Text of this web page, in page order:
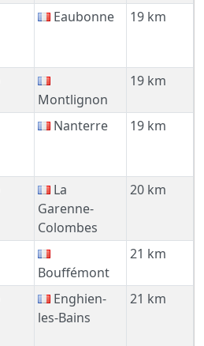
Eaubonne 19 km
Montlignon
19 km
Nanterre 19 km
La
Garenne-
Colombes
20 km
Bouffémont
21 km
Enghien-
les-Bains
21 km